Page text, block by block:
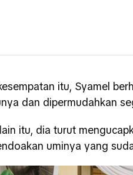
itu, Syamel
dan dipermudahkan
itu, dia turut
uminya yang